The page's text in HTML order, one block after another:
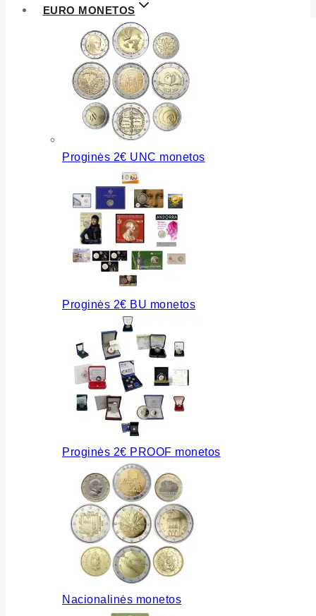
EURO MONETOS
Proginės 2€ UNC monetos
Proginės 2€ BU monetos
Proginės 2€ PROOF monetos
Nacionalinės monetos